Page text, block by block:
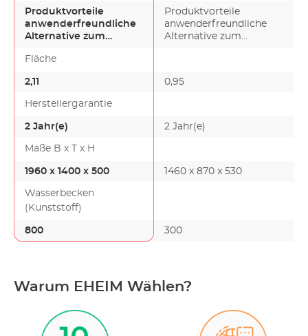
Produktvorteile
anwenderfreundliche
Alternative zum
unkompliz…
Produktvorteile
anwenderfreundliche
Alternative zum
Fläche
2,11 0,95
Herstellergarantie
2 Jahr(e) 2 Jahr(e)
Maße B x T x H
1960 x 1400 x 500 1460 x 870 x 530
Wasserbecken
(Kunststoff)
800 300
Warum EHEIM Wählen?